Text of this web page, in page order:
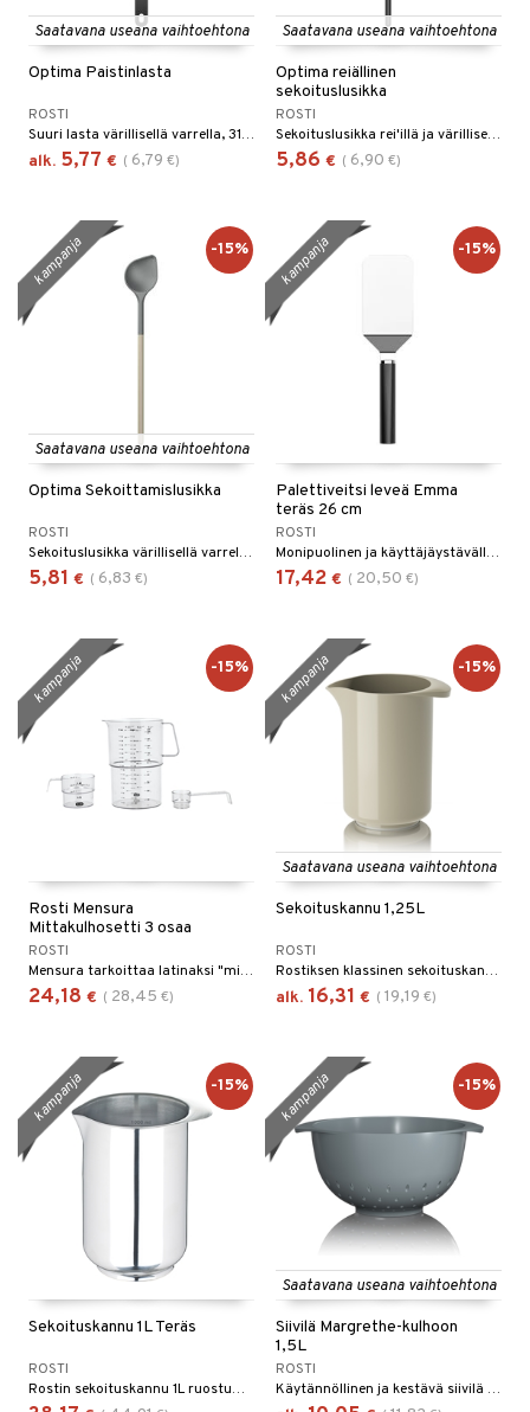
Saatavana useana vaihtoehtona
Optima Paistinlasta
ROSTI
Suuri lasta värillisellä varrella, 31 cm. Terä on rei'itetty ja 8,5 cm leveänä paletti sopii suurempien elintarvikkeiden käsittelyyn pannulla, sekä liha että vihannekset.
alk. 5,77 € ( 6,79 €)
Saatavana useana vaihtoehtona
Optima reiällinen
sekoituslusikka
ROSTI
Sekoituslusikka rei'illä ja värillisellä varrella, 31 cm.
5,86 € ( 6,90 €)
Saatavana useana vaihtoehtona
Optima Sekoittamislusikka
ROSTI
Sekoituslusikka värillisellä varrella. 31 cm. Lusikan pään halkaisija on 5,5 mm, ja toisella puolella oleva kärki helpottaa sekoittamista aivan kattilan reunaan asti.
5,81 € ( 6,83 €)
kampanja -15%
Palettiveitsi leveä Emma
teräs 26 cm
ROSTI
Monipuolinen ja käyttäjäystävällinen palettiveitsi.
17,42 € ( 20,50 €)
kampanja -15%
Rosti Mensura
Mittakulhosetti 3 osaa
ROSTI
Mensura tarkoittaa latinaksi "mitata", ja Mensura-sarjan tarkoituksena on nimenomaan mitata nopeasti ja tarkasti.
24,18 € ( 28,45 €)
kampanja -15%
Saatavana useana vaihtoehtona
Sekoituskannu 1,25L
ROSTI
Rostiksen klassinen sekoituskannu on välttämätön jokaisessa keittiössä – täydellinen sekä valmistukseen, tarjoiluun että säilytykseen.
alk. 16,31 € ( 19,19 €)
kampanja -15%
Sekoituskannu 1L Teräs
ROSTI
Rostin sekoituskannu 1L ruostumattomasta teräksestä.
kampanja -15%
Saatavana useana vaihtoehtona
Siivilä Margrethe-kulhoon
1,5L
ROSTI
Käytännöllinen ja kestävä siivilä Rostilta, samaa muotoa ja korkeaa laatua kuin Margrethe-kulho.
kampanja -15%